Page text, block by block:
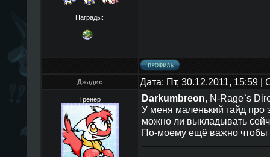
Награды:
Джадис Дата: Пт, 30.12.2011, 15:59
Тренер Darkumbreon, N-Rage`s
У меня маленький гайд про
можно ли выкладывать
По-моему ещё важно чтобы